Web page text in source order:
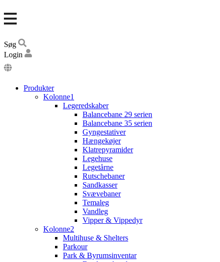
Søg
Login
DE
Produkter
Kolonne1
Legeredskaber
Balancebane 29 serien
Balancebane 35 serien
Gyngestativer
Hængekøjer
Klatrepyramider
Legehuse
Legetårne
Rutschebaner
Sandkasser
Svævebaner
Temaleg
Vandleg
Vipper & Vippedyr
Kolonne2
Multihuse & Shelters
Parkour
Park & Byrumsinventar